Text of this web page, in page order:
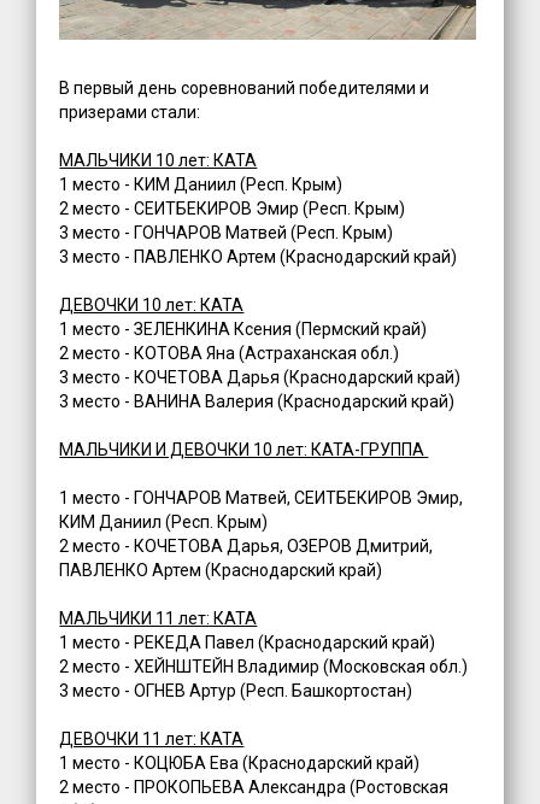
В первый день соревнований победителями и
призерами стали:
МАЛЬЧИКИ 10 лет: КАТА
1 место - КИМ Даниил (Респ. Крым)
2 место - СЕИТБЕКИРОВ Эмир (Респ. Крым)
3 место - ГОНЧАРОВ Матвей (Респ. Крым)
3 место - ПАВЛЕНКО Артем (Краснодарский край)
ДЕВОЧКИ 10 лет: КАТА
1 место - ЗЕЛЕНКИНА Ксения (Пермский край)
2 место - КОТОВА Яна (Астраханская обл.)
3 место - КОЧЕТОВА Дарья (Краснодарский край)
3 место - ВАНИНА Валерия (Краснодарский край)
МАЛЬЧИКИ И ДЕВОЧКИ 10 лет: КАТА-ГРУППА
1 место - ГОНЧАРОВ Матвей, СЕИТБЕКИРОВ Эмир,
КИМ Даниил (Респ. Крым)
2 место - КОЧЕТОВА Дарья, ОЗЕРОВ Дмитрий,
ПАВЛЕНКО Артем (Краснодарский край)
МАЛЬЧИКИ 11 лет: КАТА
1 место - РЕКЕДА Павел (Краснодарский край)
2 место - ХЕЙНШТЕЙН Владимир (Московская обл.)
3 место - ОГНЕВ Артур (Респ. Башкортостан)
ДЕВОЧКИ 11 лет: КАТА
1 место - КОЦЮБА Ева (Краснодарский край)
2 место - ПРОКОПЬЕВА Александра (Ростовская